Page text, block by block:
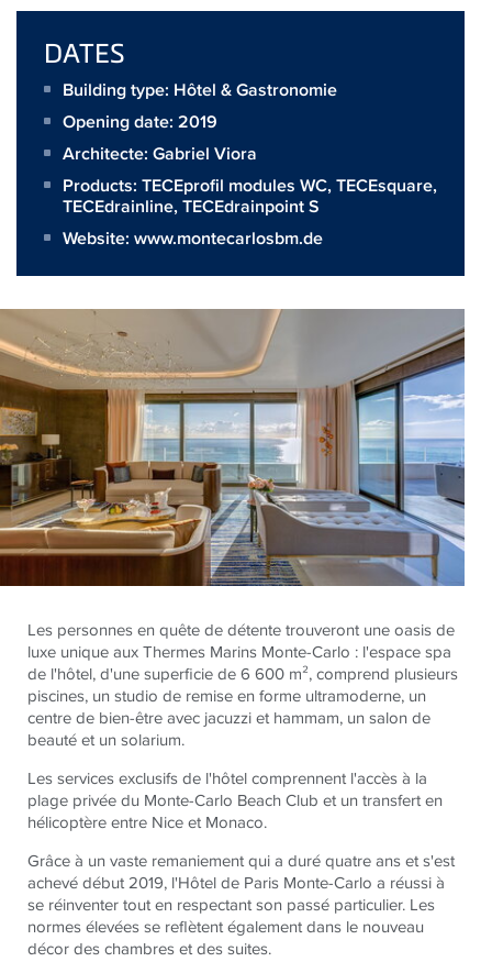
DATES
Building type: Hôtel & Gastronomie
Opening date: 2019
Architecte: Gabriel Viora
Products: TECEprofil modules WC,TECEsquare,
TECEdrainline,TECEdrainpoint S
Website: www.montecarlosbm.de
Les personnes en quête de détente trouveront une oasis de
luxe unique aux Thermes Marins Monte-Carlo : l'espace spa
de l'hôtel, d'une superficie de 6 600 m², comprend plusieurs
piscines, un studio de remise en forme ultramoderne, un
centre de bien-être avec jacuzzi et hammam, un salon de
beauté et un solarium.
Les services exclusifs de l'hôtel comprennent l'accès à la
plage privée du Monte-Carlo Beach Club et un transfert en
hélicoptère entre Nice et Monaco.
Grâce à un vaste remaniement qui a duré quatre ans et s'est
achevé début 2019, l'Hôtel de Paris Monte-Carlo a réussi à
se réinventer tout en respectant son passé particulier. Les
normes élevées se reflètent également dans le nouveau
décor des chambres et des suites.